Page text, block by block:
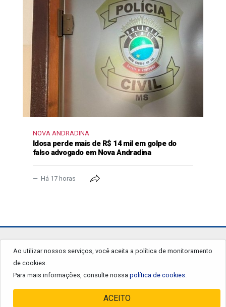
NOVA ANDRADINA
Idosa perde mais de R$ 14 mil em golpe do
falso advogado em Nova Andradina
Há 17 horas
Ao utilizar nossos serviços, você aceita a política de monitoramento
de cookies.
Para mais informações, consulte nossa política de cookies.
ACEITO
jornalgrandourados.com.br